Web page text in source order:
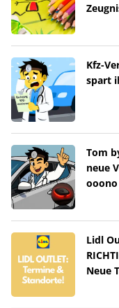
Kfz-
spart
Tom
neue
ooono
Lidl
Neue